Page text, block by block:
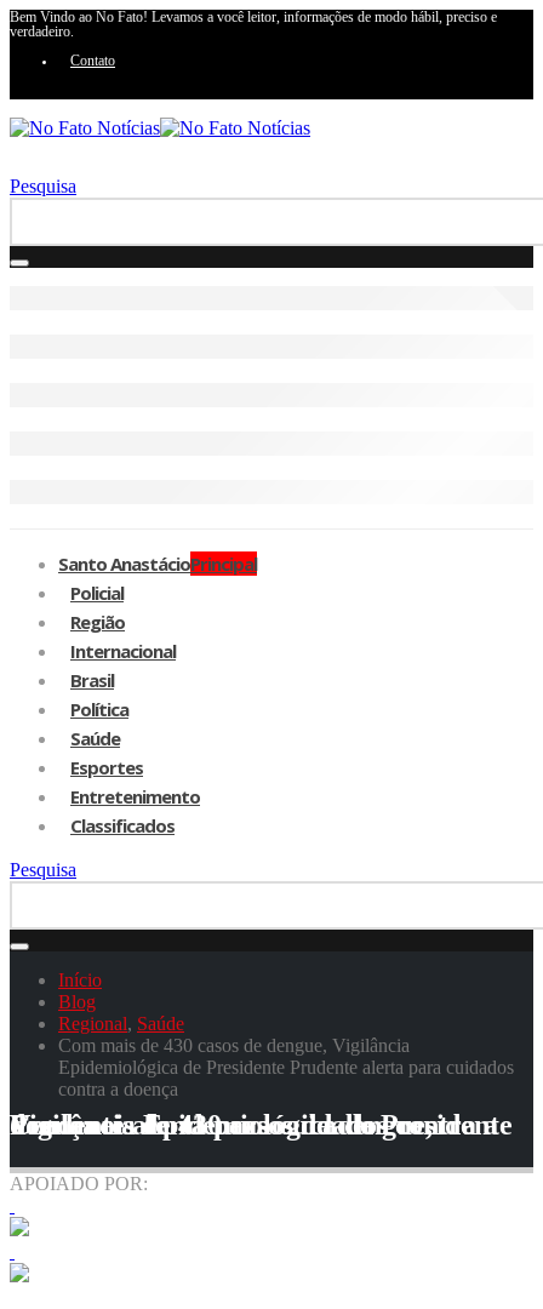
Bem Vindo ao No Fato! Levamos a você leitor, informações de modo hábil, preciso e
verdadeiro.
Contato
Pesquisa
Santo AnastácioPrincipal
Policial
Região
Internacional
Brasil
Política
Saúde
Esportes
Entretenimento
Classificados
Pesquisa
Início
Blog
Regional, Saúde
Com mais de 430 casos de dengue, Vigilância
Epidemiológica de Presidente Prudente alerta para cuidados
contra a doença
Com mais de 430 casos de dengue, Vigilância Epidemiológica de Presidente Prudente alerta para cuidados contra a doença
APOIADO POR: